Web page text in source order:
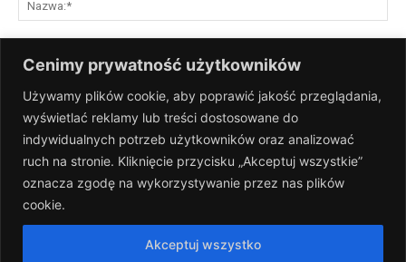
Cenimy prywatność użytkowników
Używamy plików cookie, aby poprawić jakość przeglądania,
wyświetlać reklamy lub treści dostosowane do
indywidualnych potrzeb użytkowników oraz analizować
ruch na stronie. Kliknięcie przycisku „Akceptuj wszystkie”
oznacza zgodę na wykorzystywanie przez nas plików
cookie.
Akceptuj wszystko
Zapisz moje nazwisko, adres e-mail i stronę internetową w tej
przeglądarce na następny raz, gdy skomentuję.